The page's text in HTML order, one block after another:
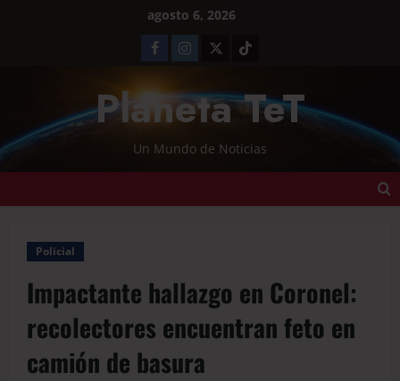
agosto 6, 2026
Planeta TeT
Un Mundo de Noticias
Policial
Impactante hallazgo en Coronel:
recolectores encuentran feto en
camión de basura